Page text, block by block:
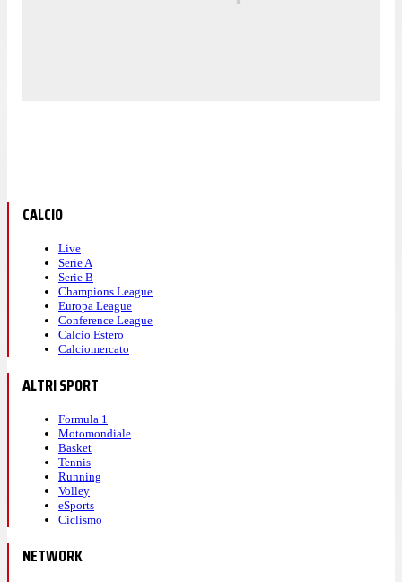
CALCIO
Live
Serie A
Serie B
Champions League
Europa League
Conference League
Calcio Estero
Calciomercato
ALTRI SPORT
Formula 1
Motomondiale
Basket
Tennis
Running
Volley
eSports
Ciclismo
NETWORK